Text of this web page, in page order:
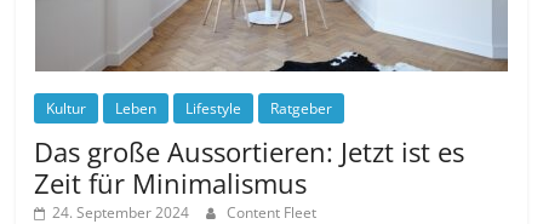
Kultur Leben Lifestyle Ratgeber
Das große Aussortieren: Jetzt ist es
Zeit für Minimalismus
24. September 2024 Content Fleet